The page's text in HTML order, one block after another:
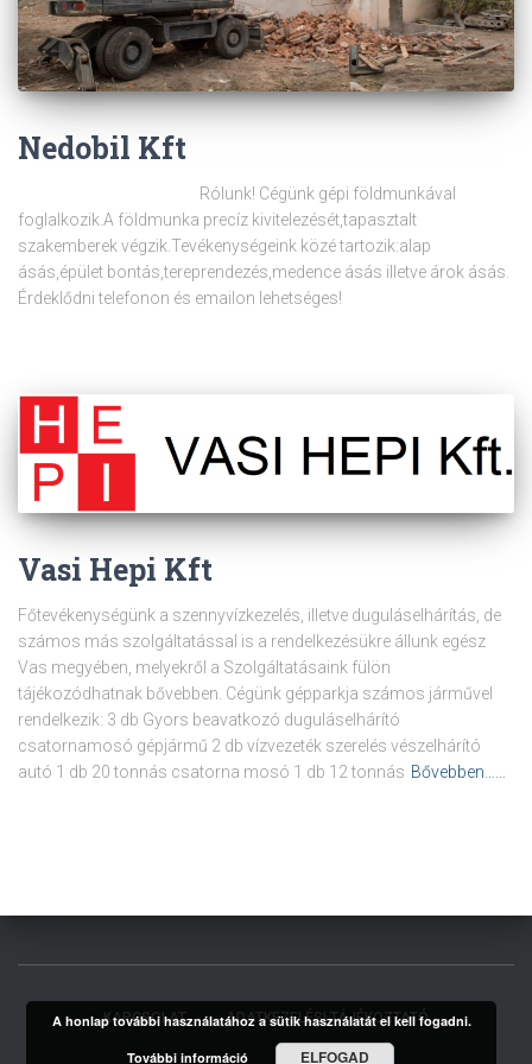
Nedobil Kft
Rólunk! Cégünk gépi földmunkával
foglalkozik.A földmunka precíz kivitelezését,tapasztalt
szakemberek végzik.Tevékenységeink közé tartozik:alap
ásás,épület bontás,tereprendezés,medence ásás illetve árok ásás.
Érdeklődni telefonon és emailon lehetséges!
Vasi Hepi Kft
Főtevékenységünk a szennyvízkezelés, illetve duguláselhárítás, de
számos más szolgáltatással is a rendelkezésükre állunk egész
Vas megyében, melyekről a Szolgáltatásaink fülön
tájékozódhatnak bővebben. Cégünk gépparkja számos járművel
rendelkezik: 3 db Gyors beavatkozó duguláselhárító
csatornamosó gépjármű 2 db vízvezeték szerelés vészelhárító
autó 1 db 20 tonnás csatorna mosó 1 db 12 tonnás Bővebben……
KAPCSOLAT ADATKEZELÉSI TÁJÉKOZTATÓ
A honlap további használatához a sütik használatát el kell fogadni.
További információ ELFOGAD